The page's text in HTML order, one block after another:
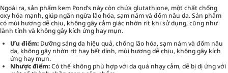
Ngoài ra, sản phẩm kem Pond’s này còn chứa glutathione, một chất chống
oxy hóa mạnh, giúp ngăn ngừa lão hóa, sạm nám và đốm nâu da. Sản phẩm
có mùi hương dễ chịu, không gây cảm giác nhờn rít khi sử dụng, cũng như
lành tính và không gây kích ứng hay mụn.
Ưu điểm: Dưỡng sáng da hiệu quả, chống lão hóa, sạm nám và đốm nâu
da, không gây nhờn rít hay bết dính, mùi hương dễ chịu, không gây kích
ứng hay mụn.
Nhược điểm:Có thể không phù hợp với da quá nhạy cảm, dễ bị dị ứng với